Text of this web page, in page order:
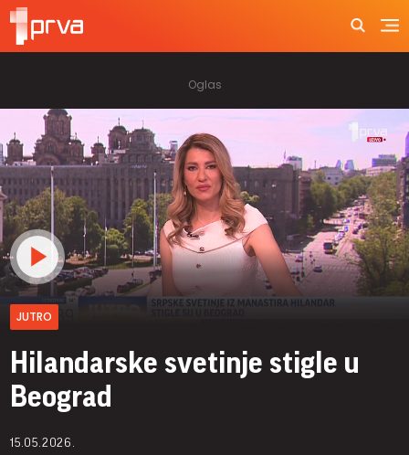
JUTRO
Hilandarske svetinje stigle u
Beograd
15.05.2026.